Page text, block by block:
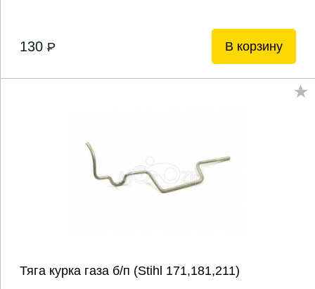
130 P В корзину
Тяга курка газа б/п (Stihl 171,181,211)